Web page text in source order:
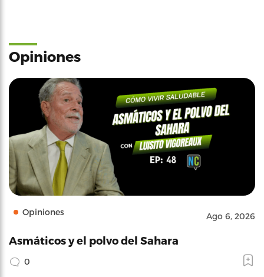
Opiniones
Opiniones Ago 6, 2026
Asmáticos y el polvo del Sahara
0